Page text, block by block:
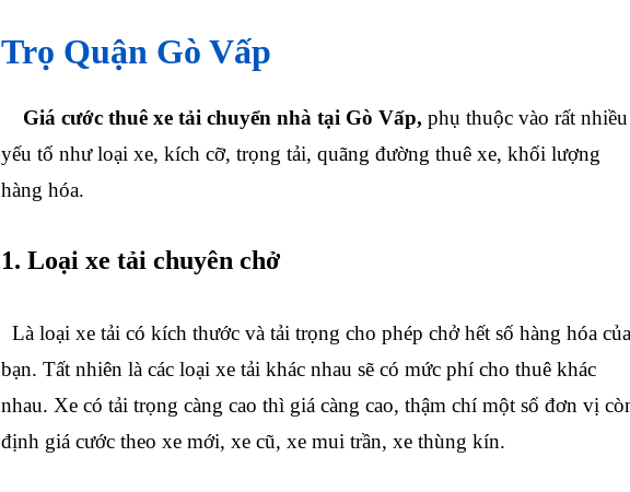
Trọ Quận Gò Vấp
Giá cước thuê xe tải chuyển nhà tại Gò Vấp, phụ thuộc vào rất nhiều
yếu tố như loại xe, kích cỡ, trọng tải, quãng đường thuê xe, khối lượng
hàng hóa.
1. Loại xe tải chuyên chở
Là loại xe tải có kích thước và tải trọng cho phép chở hết số hàng hóa của
bạn. Tất nhiên là các loại xe tải khác nhau sẽ có mức phí cho thuê khác
nhau. Xe có tải trọng càng cao thì giá càng cao, thậm chí một số đơn vị
định giá cước theo xe mới, xe cũ, xe mui trần, xe thùng kín.